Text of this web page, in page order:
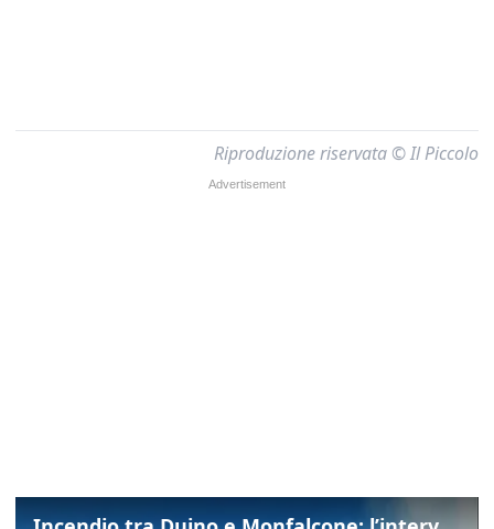
Riproduzione riservata © Il Piccolo